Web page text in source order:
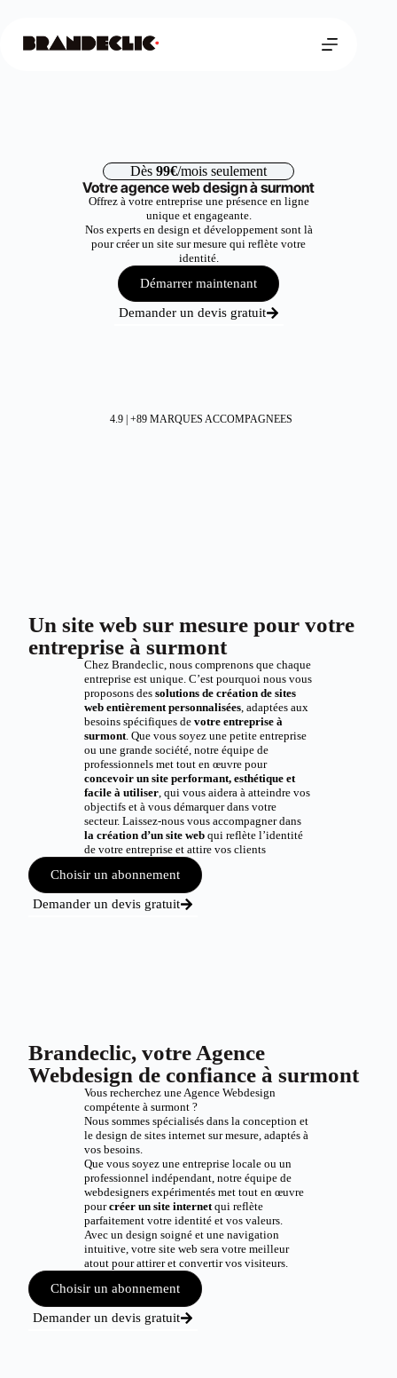
Dès 99€/mois seulement
Votre agence web design à surmont
Offrez à votre entreprise une présence en ligne
unique et engageante.
Nos experts en design et développement sont là
pour créer un site sur mesure qui reflète votre
identité.
Démarrer maintenant
Demander un devis gratuit
4.9 | +89 MARQUES ACCOMPAGNEES
Un site web sur mesure pour votre
entreprise à surmont
Chez Brandeclic, nous comprenons que chaque
entreprise est unique. C’est pourquoi nous vous
proposons des solutions de création de sites
web entièrement personnalisées, adaptées aux
besoins spécifiques de votre entreprise à
surmont. Que vous soyez une petite entreprise
ou une grande société, notre équipe de
professionnels met tout en œuvre pour
concevoir un site performant, esthétique et
facile à utiliser, qui vous aidera à atteindre vos
objectifs et à vous démarquer dans votre
secteur. Laissez-nous vous accompagner dans
la création d’un site webqui reflète l’identité
de votre entreprise et attire vos clients
Choisir un abonnement
Demander un devis gratuit
Brandeclic, votre Agence
Webdesign de confiance à surmont
Vous recherchez une Agence Webdesign
compétente à surmont ?
Nous sommes spécialisés dans la conception et
le design de sites internet sur mesure, adaptés à
vos besoins.
Que vous soyez une entreprise locale ou un
professionnel indépendant, notre équipe de
webdesigners expérimentés met tout en œuvre
pourcréer un site internetqui reflète
parfaitement votre identité et vos valeurs.
Avec un design soigné et une navigation
intuitive, votre site web sera votre meilleur
atout pour attirer et convertir vos visiteurs.
Choisir un abonnement
Demander un devis gratuit